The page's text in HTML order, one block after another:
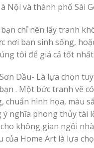
Nội và thành phố Sài
bạn chỉ nên lấy tranh
nơi bạn sinh sống,
tôi để giá cả tốt nhất.
Dầu- Là lựa chọn
. Một bức tranh vẽ
chuẩn hình họa, màu
ý nghĩa phong thủy tài
không gian ngôi
của Home Art là lựa